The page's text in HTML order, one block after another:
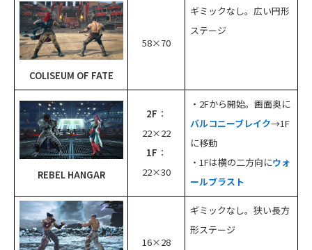
COLISEUM OF FATE
58×70
ギミックなし。広い円形
ステージ
REBEL HANGAR
2F ：
22×22
1F ：
22×30
・2Fから開始。画面奥に
バルコニーブレイク→1F
に移動
・1Fは横の二方向にウォ
ールブラスト
16×28
ギミックなし。狭い長方
形ステージ